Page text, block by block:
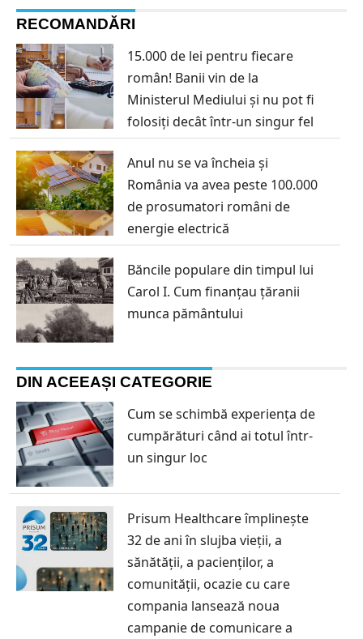
RECOMANDĂRI
15.000 de lei pentru fiecare
român! Banii vin de la
Ministerul Mediului și nu pot fi
folosiți decât într-un singur fel
Anul nu se va încheia și
România va avea peste 100.000
de prosumatori români de
energie electrică
Băncile populare din timpul lui
Carol I. Cum finanțau țăranii
munca pământului
DIN ACEEAȘI CATEGORIE
Cum se schimbă experiența de
cumpărături când ai totul într-
un singur loc
Prisum Healthcare împlinește
32 de ani în slujba vieții, a
sănătății, a pacienților, a
comunității, ocazie cu care
compania lansează noua
campanie de comunicare a